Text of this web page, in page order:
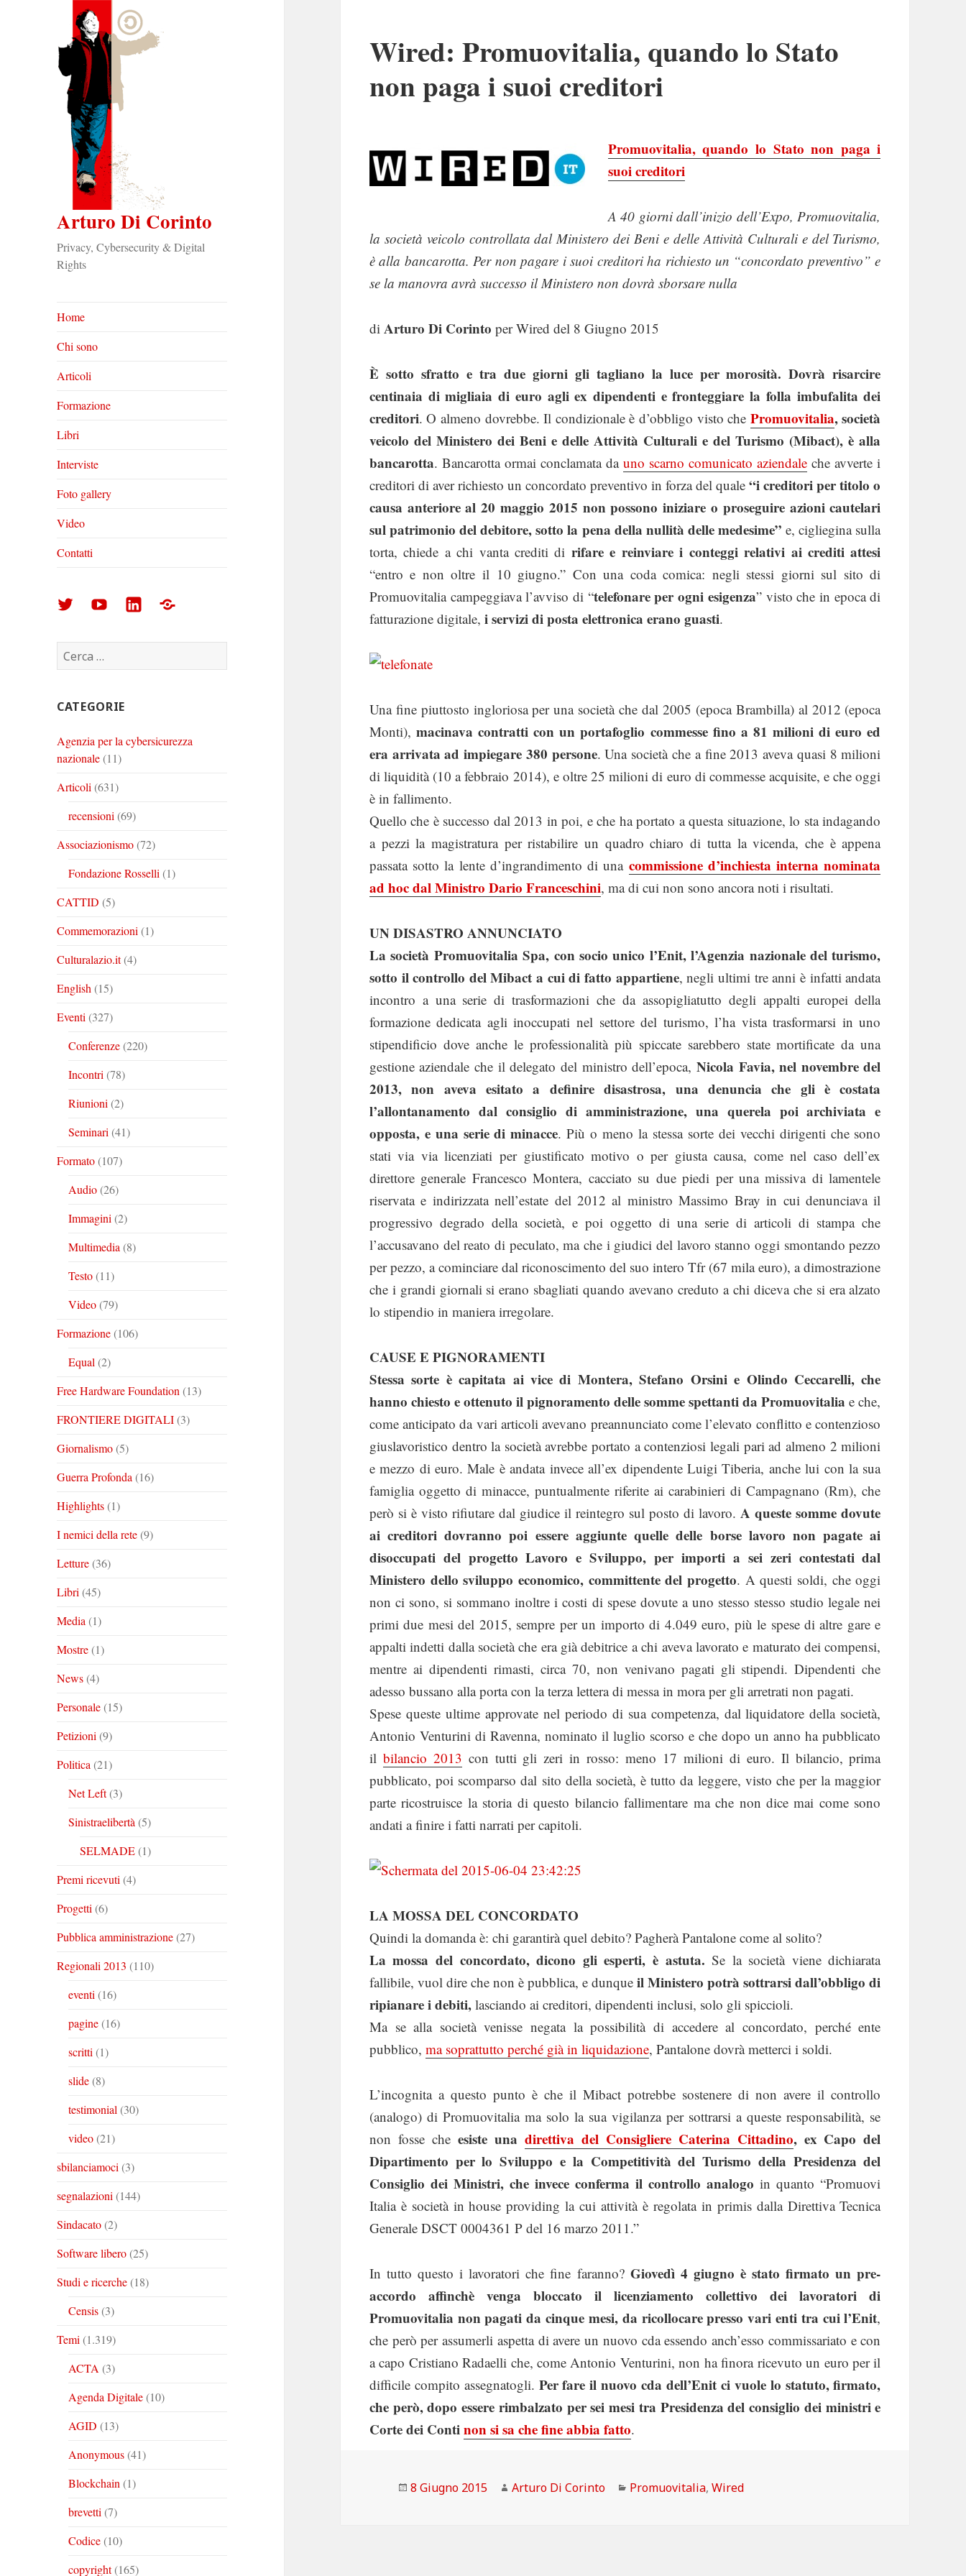
Arturo Di Corinto
Privacy, Cybersecurity & Digital
Rights
Home
Chi sono
Articoli
Formazione
Libri
Interviste
Foto gallery
Video
Contatti
Arturo
Corinto
su
Arturo
Corinto
su
Arturo
su
Foto
Ricerca
per:
CATEGORIE
Agenzia per la cybersicurezza
nazionale(11)
Articoli (631)
recensioni (69)
Associazionismo(72)
Fondazione Rosselli (1)
CATTID (5)
Commemorazioni (1)
Culturalazio.it(4)
English (15)
Eventi (327)
Conferenze(220)
Incontri (78)
Riunioni (2)
Seminari (41)
Formato(107)
Audio(26)
Immagini (2)
Multimedia (8)
Testo(11)
Video(79)
Formazione(106)
Equal (2)
Free Hardware Foundation (13)
FRONTIERE DIGITALI(3)
Giornalismo(5)
Guerra Profonda (16)
Highlights(1)
I nemici della rete(9)
Letture(36)
Libri (45)
Media (1)
Mostre(1)
News(4)
Personale(15)
Petizioni (9)
Politica (21)
Net Left(3)
Sinistraelibertà (5)
SELMADE(1)
Premi ricevuti (4)
Progetti (6)
Pubblica amministrazione(27)
Regionali 2013 (110)
eventi (16)
pagine(16)
scritti (1)
slide(8)
testimonial (30)
video(21)
sbilanciamoci (3)
segnalazioni (144)
Sindacato(2)
Software libero(25)
Studi e ricerche(18)
Censis(3)
Temi (1.319)
ACTA (3)
Agenda Digitale(10)
AGID (13)
Anonymous(41)
Blockchain (1)
brevetti (7)
Codice(10)
copyright(165)
Wired: Promuovitalia, quando lo Stato
non paga i suoi creditori
Promuovitalia, quando lo Stato non paga i
suoi creditori
A 40 giorni dall’inizio dell’Expo, Promuovitalia,
la società veicolo controllata dal Ministero dei Beni e delle Attività Culturali e del Turismo,
è alla bancarotta. Per non pagare i suoi creditori ha richiesto un “concordato preventivo” e
se la manovra avrà successo il Ministero non dovrà sborsare nulla
di Arturo Di Corinto per Wired del 8 Giugno 2015
È sotto sfratto e tra due giorni gli tagliano la luce per morosità. Dovrà risarcire
centinaia di migliaia di euro agli ex dipendenti e fronteggiare la folla imbufalita dei
creditori. O almeno dovrebbe. Il condizionale è d’obbligo visto che Promuovitalia, società
veicolo del Ministero dei Beni e delle Attività Culturali e del Turismo (Mibact), è alla
bancarotta. Bancarotta ormai conclamata dauno scarno comunicato aziendale che avverte i
creditori di aver richiesto un concordato preventivo in forza del quale“i creditori per titolo o
causa anteriore al 20 maggio 2015 non possono iniziare o proseguire azioni cautelari
sul patrimonio del debitore, sotto la pena della nullità delle medesime” e, cigliegina sulla
torta, chiede a chi vanta crediti di rifare e reinviare i conteggi relativi ai crediti attesi
“entro e non oltre il 10 giugno.” Con una coda comica: negli stessi giorni sul sito di
Promuovitalia campeggiava l’avviso di “telefonare per ogni esigenza” visto che in epoca di
fatturazione digitale, i servizi di posta elettronica erano guasti.
Una fine piuttosto ingloriosa per una società che dal 2005 (epoca Brambilla) al 2012 (epoca
Monti), macinava contratti con un portafoglio commesse fino a 81 milioni di euro ed
era arrivata ad impiegare 380 persone. Una società che a fine 2013 aveva quasi 8 milioni
di liquidità (10 a febbraio 2014), e oltre 25 milioni di euro di commesse acquisite, e che oggi
è in fallimento.
Quello che è successo dal 2013 in poi, e che ha portato a questa situazione, lo sta indagando
a pezzi la magistratura per ristabilire un quadro chiaro di tutta la vicenda, che è appena
passata sotto la lente d’ingrandimento di una commissione d’inchiesta interna nominata
ad hoc dal Ministro Dario Franceschini, ma di cui non sono ancora noti i risultati.
UN DISASTRO ANNUNCIATO
La società Promuovitalia Spa, con socio unico l’Enit, l’Agenzia nazionale del turismo,
sotto il controllo del Mibact a cui di fatto appartiene, negli ultimi tre anni è infatti andata
incontro a una serie di trasformazioni che da assopigliatutto degli appalti europei della
formazione dedicata agli inoccupati nel settore del turismo, l’ha vista trasformarsi in uno
stipendificio dove anche le professionalità più spiccate sarebbero state mortificate da una
gestione aziendale che il delegato del ministro dell’epoca, Nicola Favia, nel novembre del
2013, non aveva esitato a definire disastrosa, una denuncia che gli è costata
l’allontanamento dal consiglio di amministrazione, una querela poi archiviata e
opposta, e una serie di minacce. Più o meno la stessa sorte dei vecchi dirigenti che sono
stati via via licenziati per giustificato motivo o per giusta causa, come nel caso dell’ex
direttore generale Francesco Montera, cacciato su due piedi per una missiva di lamentele
riservata e indirizzata nell’estate del 2012 al ministro Massimo Bray in cui denunciava il
progressivo degrado della società, e poi oggetto di una serie di articoli di stampa che
l’accusavano del reato di peculato, ma che i giudici del lavoro stanno oggi smontando pezzo
per pezzo, a cominciare dal riconoscimento del suo intero Tfr (67 mila euro), a dimostrazione
che i grandi giornali si erano sbagliati quando avevano creduto a chi diceva che si era alzato
lo stipendio in maniera irregolare.
CAUSE E PIGNORAMENTI
Stessa sorte è capitata ai vice di Montera, Stefano Orsini e Olindo Ceccarelli, che
hanno chiesto e ottenuto il pignoramento delle somme spettanti da Promuovitalia e che,
come anticipato da vari articoli avevano preannunciato come l’elevato conflitto e contenzioso
giuslavoristico dentro la società avrebbe portato a contenziosi legali pari ad almeno 2 milioni
e mezzo di euro. Male è andata invece all’ex dipendente Luigi Tiberia, anche lui con la sua
famiglia oggetto di minacce, puntualmente riferite ai carabinieri di Campagnano (Rm), che
però si è visto rifiutare dal giudice il reintegro sul posto di lavoro.A queste somme dovute
ai creditori dovranno poi essere aggiunte quelle delle borse lavoro non pagate ai
disoccupati del progetto Lavoro e Sviluppo, per importi a sei zeri contestati dal
Ministero dello sviluppo economico, committente del progetto. A questi soldi, che oggi
non ci sono, si sommano inoltre i costi di spese dovute a uno stesso stesso studio legale nei
primi due mesi del 2015, sempre per un importo di 4.049 euro, più le spese di altre gare e
appalti indetti dalla società che era già debitrice a chi aveva lavorato e maturato dei compensi,
mentre ai dipendenti rimasti, circa 70, non venivano pagati gli stipendi. Dipendenti che
adesso bussano alla porta con la terza lettera di messa in mora per gli arretrati non pagati.
Spese queste ultime approvate nel periodo di sua competenza, dal liquidatore della società,
Antonio Venturini di Ravenna, nominato il luglio scorso e che dopo un anno ha pubblicato
il bilancio 2013 con tutti gli zeri in rosso: meno 17 milioni di euro. Il bilancio, prima
pubblicato, poi scomparso dal sito della società, è tutto da leggere, visto che per la maggior
parte ricostruisce la storia di questo bilancio fallimentare ma che non dice mai come sono
andati a finire i fatti narrati per capitoli.
LA MOSSA DEL CONCORDATO
Quindi la domanda è: chi garantirà quel debito? Pagherà Pantalone come al solito?
La mossa del concordato, dicono gli esperti, è astuta. Se la società viene dichiarata
fallibile, vuol dire che non è pubblica, e dunqueil Ministero potrà sottrarsi dall’obbligo di
ripianare i debiti,lasciando ai creditori, dipendenti inclusi, solo gli spiccioli.
Ma se alla società venisse negata la possibilità di accedere al concordato, perché ente
pubblico, ma soprattutto perché già in liquidazione, Pantalone dovrà metterci i soldi.
L’incognita a questo punto è che il Mibact potrebbe sostenere di non avere il controllo
(analogo) di Promuovitalia ma solo la sua vigilanza per sottrarsi a queste responsabilità, se
non fosse che esiste una direttiva del Consigliere Caterina Cittadino, ex Capo del
Dipartimento per lo Sviluppo e la Competitività del Turismo della Presidenza del
Consiglio dei Ministri, che invece conferma il controllo analogo in quanto “Promuovi
Italia è società in house providing la cui attività è regolata in primis dalla Direttiva Tecnica
Generale DSCT 0004361 P del 16 marzo 2011.”
In tutto questo i lavoratori che fine faranno? Giovedì 4 giugno è stato firmato un pre-
accordo affinchè venga bloccato il licenziamento collettivo dei lavoratori di
Promuovitalia non pagati da cinque mesi, da ricollocare presso vari enti tra cui l’Enit,
che però per assumerli aspetta di avere un nuovo cda essendo anch’esso commissariato e con
a capo Cristiano Radaelli che, come Antonio Venturini, non ha finora ricevuto un euro per il
difficile compito assegnatogli. Per fare il nuovo cda dell’Enit ci vuole lo statuto, firmato,
che però, dopo essere rimbalzato per sei mesi tra Presidenza del consiglio dei ministri e
Corte dei Continon si sa che fine abbia fatto.
Scritto
8 Giugno 2015 Autore
Arturo Di Corinto Categorie
Promuovitalia,Wired